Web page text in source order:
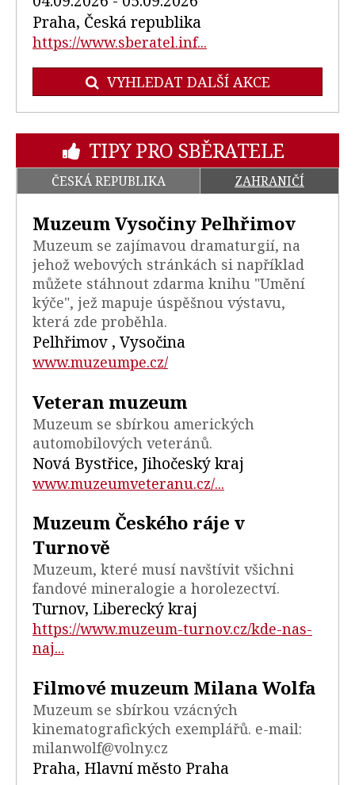
Praha, Česká republika
https://www.sberatel.inf...
VYHLEDAT DALŠÍ AKCE
TIPY PRO SBĚRATELE
ČESKÁ REPUBLIKA ZAHRANIČÍ
Muzeum Vysočiny Pelhřimov
Muzeum se zajímavou dramaturgií, na
jehož webových stránkách si například
můžete stáhnout zdarma knihu "Umění
kýče", jež mapuje úspěšnou výstavu,
která zde proběhla.
Pelhřimov , Vysočina
www.muzeumpe.cz/
Veteran muzeum
Muzeum se sbírkou amerických
automobilových veteránů.
Nová Bystřice, Jihočeský kraj
www.muzeumveteranu.cz/...
Muzeum Českého ráje v
Turnově
Muzeum, které musí navštívit všichni
fandové mineralogie a horolezectví.
Turnov, Liberecký kraj
https://www.muzeum-turnov.cz/kde-nas-
naj...
Filmové muzeum Milana Wolfa
Muzeum se sbírkou vzácných
kinematografických exemplářů. e-mail:
milanwolf@volny.cz
Praha, Hlavní město Praha